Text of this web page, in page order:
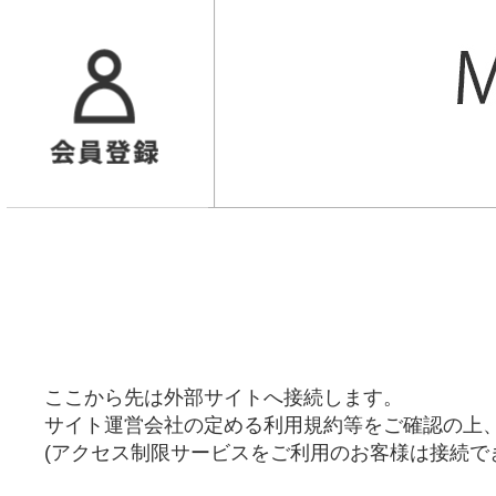
ここから先は外部サイトへ接続します。
サイト運営会社の定める利用規約等をご確認の上
(アクセス制限サービスをご利用のお客様は接続